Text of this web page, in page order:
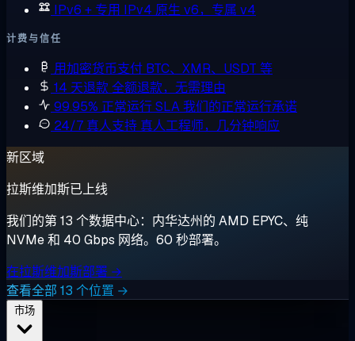
IPv6 + 专用 IPv4 原生 v6，专属 v4
计费与信任
用加密货币支付 BTC、XMR、USDT 等
14 天退款全额退款，无需理由
99.95% 正常运行 SLA我们的正常运行承诺
24/7 真人支持 真人工程师，几分钟响应
新区域
拉斯维加斯已上线
我们的第 13 个数据中心：内华达州的 AMD EPYC、纯
NVMe 和 40 Gbps 网络。60 秒部署。
在拉斯维加斯部署 →
查看全部 13 个位置 →